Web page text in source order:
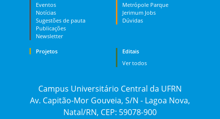
Eventos
Notícias
Sugestões de pauta
Publicações
Newsletter
Metrópole Parque
Jerimum Jobs
Dúvidas
Projetos
Editais
Ver todos
Campus Universitário Central da UFRN
Av. Capitão-Mor Gouveia, S/N - Lagoa Nova,
Natal/RN, CEP: 59078-900